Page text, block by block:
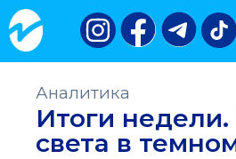
Аналитика
Итоги
света в